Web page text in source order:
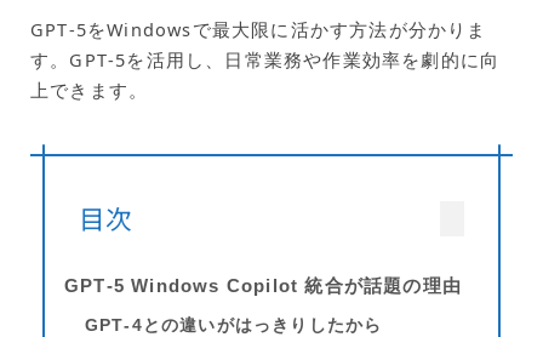
GPT‑5をWindowsで最大限に活かす方法が分かりま
す。GPT‑5を活用し、日常業務や作業効率を劇的に向
上できます。
目次
GPT‑5 Windows Copilot 統合が話題の理由
GPT‑4との違いがはっきりしたから